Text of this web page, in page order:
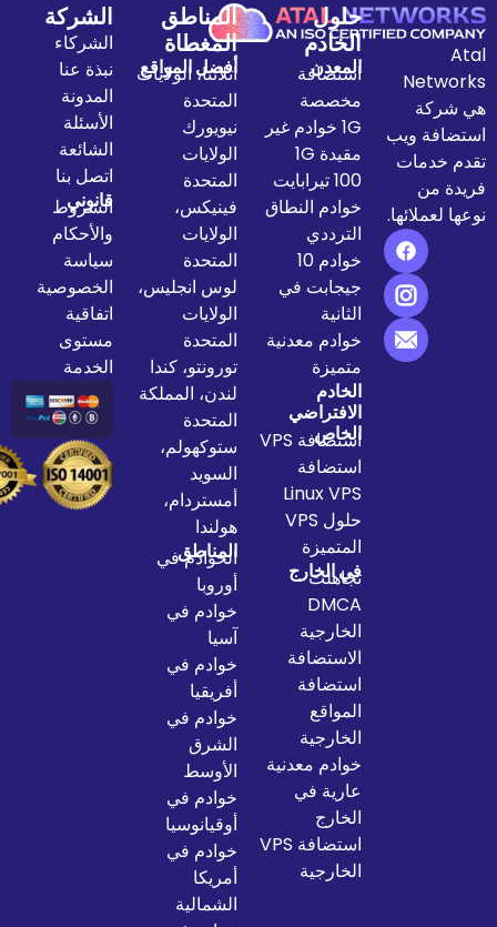
حلول
الخادم
المعدن
استضافة
مخصصة
1G خوادم غير
مقيدة 1G
100 تيرابايت
خوادم النطاق
الترددي
خوادم 10
جيجابت في
خوادم معدنية
المناطق
المغطاة
أفضل المواقع
اتلانتا، الولايات
المتحدة
نيويورك
الولايات
المتحدة
فينيكس،
الولايات
المتحدة
لوس انجليس،
الولايات
المتحدة
تورونتو، كندا
لندن، المملكة
المتحدة
ستوكهولم،
السويد
أمستردام،
هولندا
المناطق
الخوادم في
أوروبا
خوادم في
آسيا
خوادم في
أفريقيا
خوادم في
الشرق
الأوسط
خوادم في
أوقيانوسيا
خوادم في
أمريكا
الشركة
الشركاء
نبذة عنا
المدونة
الأسئلة
الشائعة
اتصل بنا
قانوني
الشروط
والأحكام
سياسة
الخصوصية
اتفاقية
مستوى
الخدمة